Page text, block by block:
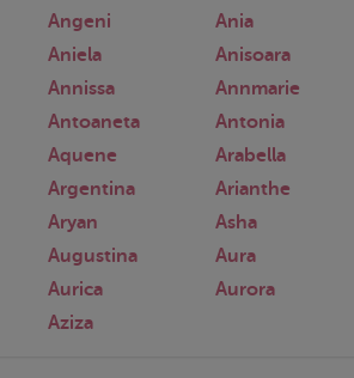
Angeni
Ania
Aniela
Anisoara
Annissa
Annmarie
Antoaneta
Antonia
Aquene
Arabella
Argentina
Arianthe
Aryan
Asha
Augustina
Aura
Aurica
Aurora
Aziza